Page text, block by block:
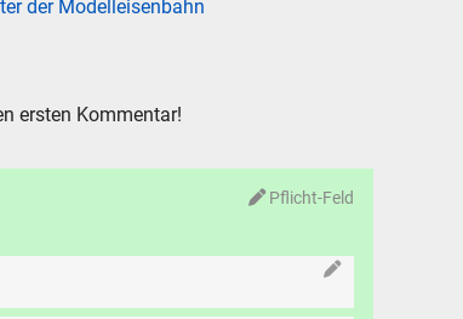
der Modelleisenbahn
ersten Kommentar!
Pflicht-Feld